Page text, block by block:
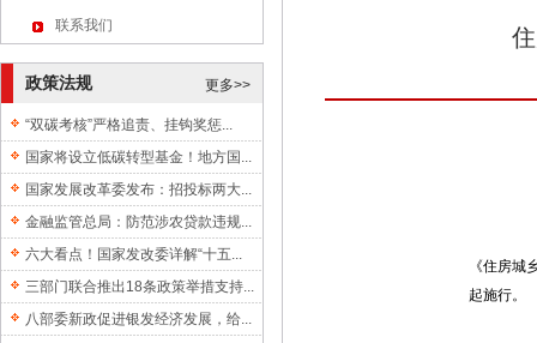
联系我们
更多>>
政策法规
“双碳考核”严格追责、挂钩奖惩...
国家将设立低碳转型基金！地方国...
国家发展改革委发布：招投标两大...
金融监管总局：防范涉农贷款违规...
六大看点！国家发改委详解“十五...
三部门联合推出18条政策举措支持...
八部委新政促进银发经济发展，给...
《住房
起施行。